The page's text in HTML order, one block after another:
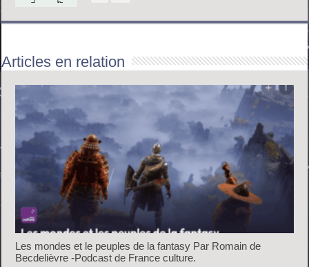
Articles en relation
Les mondes et le peuples de la fantasy Par Romain de
Becdelièvre -Podcast de France culture.